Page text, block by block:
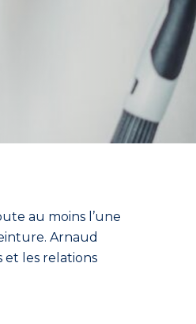
au moins l’une
Arnaud
et les relations